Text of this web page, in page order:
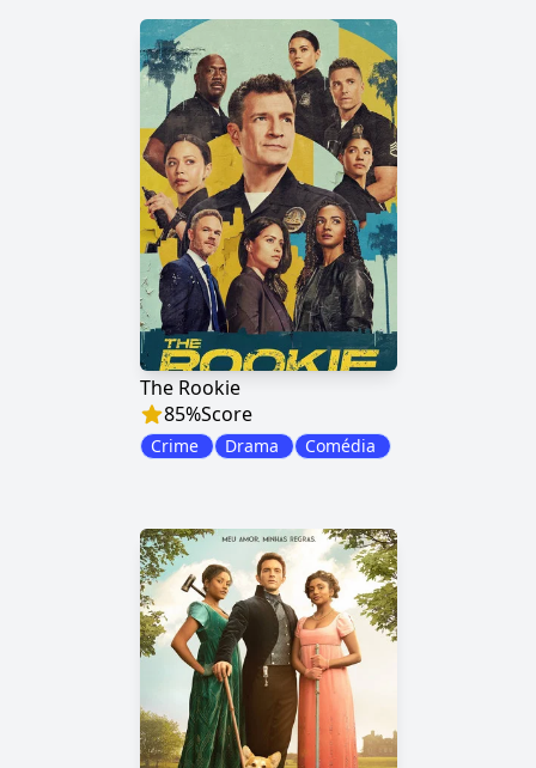
The Rookie
85%Score
Crime Drama Comédia